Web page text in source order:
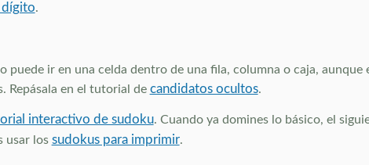
.
ir en una celda dentro de una fila, columna o caja, aunque
Repásala en el tutorial de candidatos ocultos.
interactivo de sudoku. Cuando ya domines lo básico, el
usar los sudokus para imprimir.